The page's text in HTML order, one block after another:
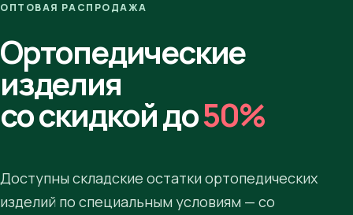
ОПТОВАЯ РАСПРОДАЖА
Ортопедические
изделия
со скидкой до50%
Доступны складские остатки ортопедических
изделий по специальным условиям — со